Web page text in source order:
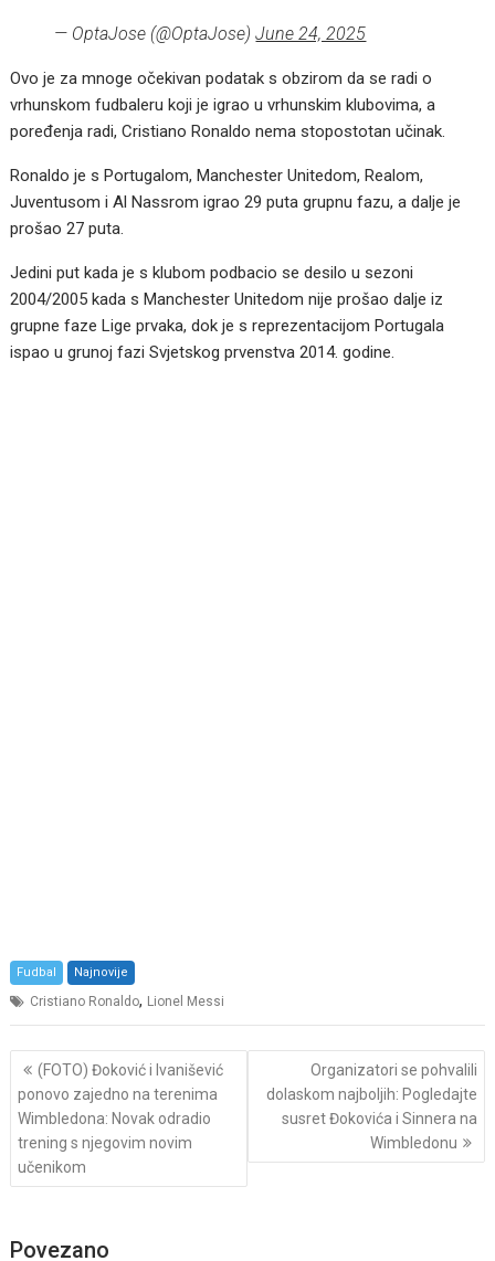
— OptaJose (@OptaJose)June 24, 2025
Ovo je za mnoge očekivan podatak s obzirom da se radi o
vrhunskom fudbaleru koji je igrao u vrhunskim klubovima, a
poređenja radi, Cristiano Ronaldo nema stopostotan učinak.
Ronaldo je s Portugalom, Manchester Unitedom, Realom,
Juventusom i Al Nassrom igrao 29 puta grupnu fazu, a dalje je
prošao 27 puta.
Jedini put kada je s klubom podbacio se desilo u sezoni
2004/2005 kada s Manchester Unitedom nije prošao dalje iz
grupne faze Lige prvaka, dok je s reprezentacijom Portugala
ispao u grunoj fazi Svjetskog prvenstva 2014. godine.
Fudbal Najnovije
Cristiano Ronaldo, Lionel Messi
Post
navigation
(FOTO) Đoković i Ivanišević
ponovo zajedno na terenima
Wimbledona: Novak odradio
trening s njegovim novim
učenikom
Organizatori se pohvalili
dolaskom najboljih: Pogledajte
susret Đokovića i Sinnera na
Wimbledonu
Povezano